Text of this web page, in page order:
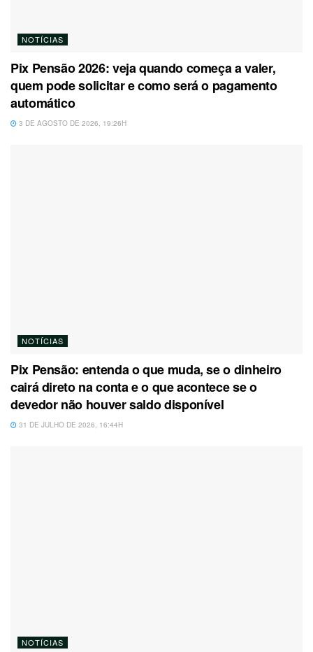
NOTÍCIAS
Pix Pensão 2026: veja quando começa a valer,
quem pode solicitar e como será o pagamento
automático
3 DE AGOSTO DE 2026, 19:26H
NOTÍCIAS
Pix Pensão: entenda o que muda, se o dinheiro
cairá direto na conta e o que acontece se o
devedor não houver saldo disponível
31 DE JULHO DE 2026, 16:44H
NOTÍCIAS